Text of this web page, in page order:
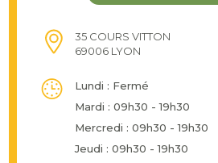
35 COURS VITTON
69006 LYON
Lundi : Fermé
Mardi : 09h30 - 19h30
Mercredi : 09h30 - 19h30
Jeudi : 09h30 - 19h30